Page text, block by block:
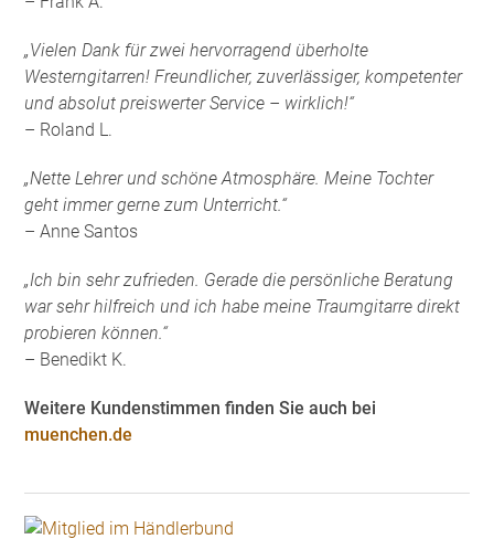
„Vielen Dank für zwei hervorragend überholte
Westerngitarren! Freundlicher, zuverlässiger, kompetenter
und absolut preiswerter Service – wirklich!“
– Roland L.
„Nette Lehrer und schöne Atmosphäre. Meine Tochter
geht immer gerne zum Unterricht.“
– Anne Santos
„Ich bin sehr zufrieden. Gerade die persönliche Beratung
war sehr hilfreich und ich habe meine Traumgitarre direkt
probieren können.“
– Benedikt K.
Weitere Kundenstimmen finden Sie auch bei
muenchen.de